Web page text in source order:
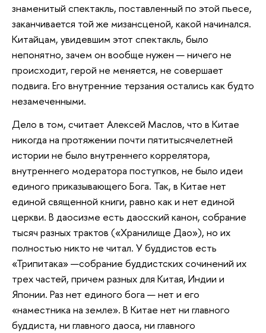
знаменитый спектакль, поставленный по этой пьесе,
заканчивается той же мизансценой, какой начинался.
Китайцам, увидевшим этот спектакль, было
непонятно, зачем он вообще нужен — ничего не
происходит, герой не меняется, не совершает
подвига. Его внутренние терзания остались как будто
незамеченными.
Дело в том, считает Алексей Маслов, что в Китае
никогда на протяжении почти пятитысячелетней
истории не было внутреннего коррелятора,
внутреннего модератора поступков, не было идеи
единого приказывающего Бога. Так, в Китае нет
единой священной книги, равно как и нет единой
церкви. В даосизме есть даосский канон, собрание
тысяч разных трактов («Хранилище Дао»), но их
полностью никто не читал. У буддистов есть
«Трипитака» —собрание буддистских сочинений их
трех частей, причем разных для Китая, Индии и
Японии. Раз нет единого бога — нет и его
«наместника на земле». В Китае нет ни главного
буддиста, ни главного даоса, ни главного